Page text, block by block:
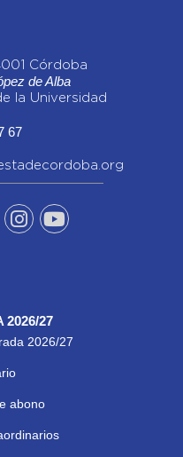
Córdoba
de Alba
la Universidad
67
2026/27
2026/27
abono